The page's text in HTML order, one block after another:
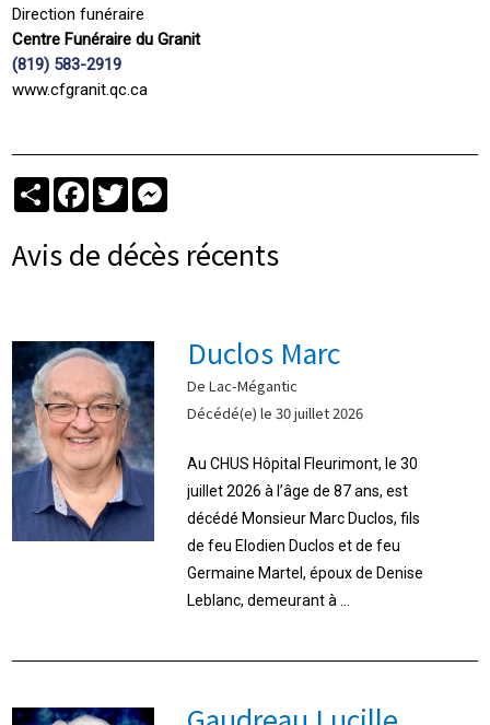
Direction funéraire
Centre Funéraire du Granit
(819) 583-2919
www.cfgranit.qc.ca
PartagerFacebook
Twitter
Avis de décès récents
Duclos Marc
De Lac-Mégantic
Décédé(e) le 30 juillet 2026
Au CHUS Hôpital Fleurimont, le 30
juillet 2026 à l’âge de 87 ans, est
décédé Monsieur Marc Duclos, fils
de feu Elodien Duclos et de feu
Germaine Martel, époux de Denise
Leblanc, demeurant à ...